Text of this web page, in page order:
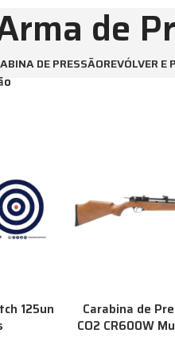
de
DE PRESSÃOREVÓLVER E
125un
Carabina de
CO2 CR600W